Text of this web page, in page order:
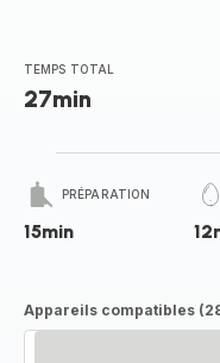
TEMPS TOTAL
27min
PRÉPARATION
15min
Appareils compatibles